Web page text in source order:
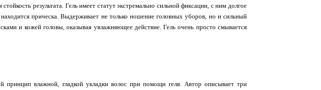
результата. Гель имеет статут экстремально сильной фиксации, с ним долгое
прическа. Выдерживает не только ношение головных уборов, но и сильный
и кожей головы, оказывая увлажняющее действие. Гель очень просто смывается
принцип влажной, гладкой укладки волос при помощи геля. Автор описывает три